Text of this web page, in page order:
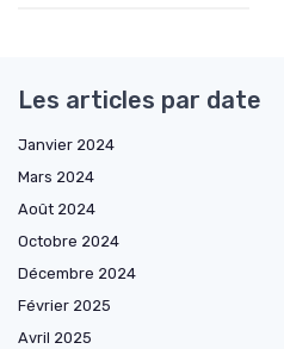
Les articles par date
Janvier 2024
Mars 2024
Août 2024
Octobre 2024
Décembre 2024
Février 2025
Avril 2025